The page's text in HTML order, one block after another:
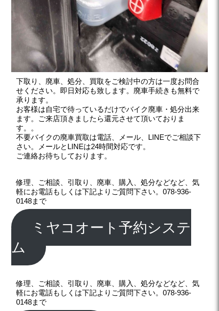
下取り、廃車、処分、買取をご検討中の方は一度お問合
せください。即日対応も致します。廃車手続きも無料で
承ります。
お客様は自宅で待っているだけでバイク廃車・処分出来
ます。ご来店頂きましたら還元させて頂いておりま
す。。
不要バイクの廃車買取は電話、メール、LINEでご相談下
さい。メールとLINEは24時間対応です。
ご連絡お待ちしております。
修理、ご相談、引取り、廃車、購入、処分などなど、気
軽にお電話もしくは下記よりご質問下さい。078-936-
0148まで
ミヤコオート予約システ
ム
修理、ご相談、引取り、廃車、購入、処分などなど、気
軽にお電話もしくは下記よりご質問下さい。078-936-
0148まで